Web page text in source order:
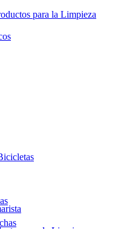
para la Limpieza